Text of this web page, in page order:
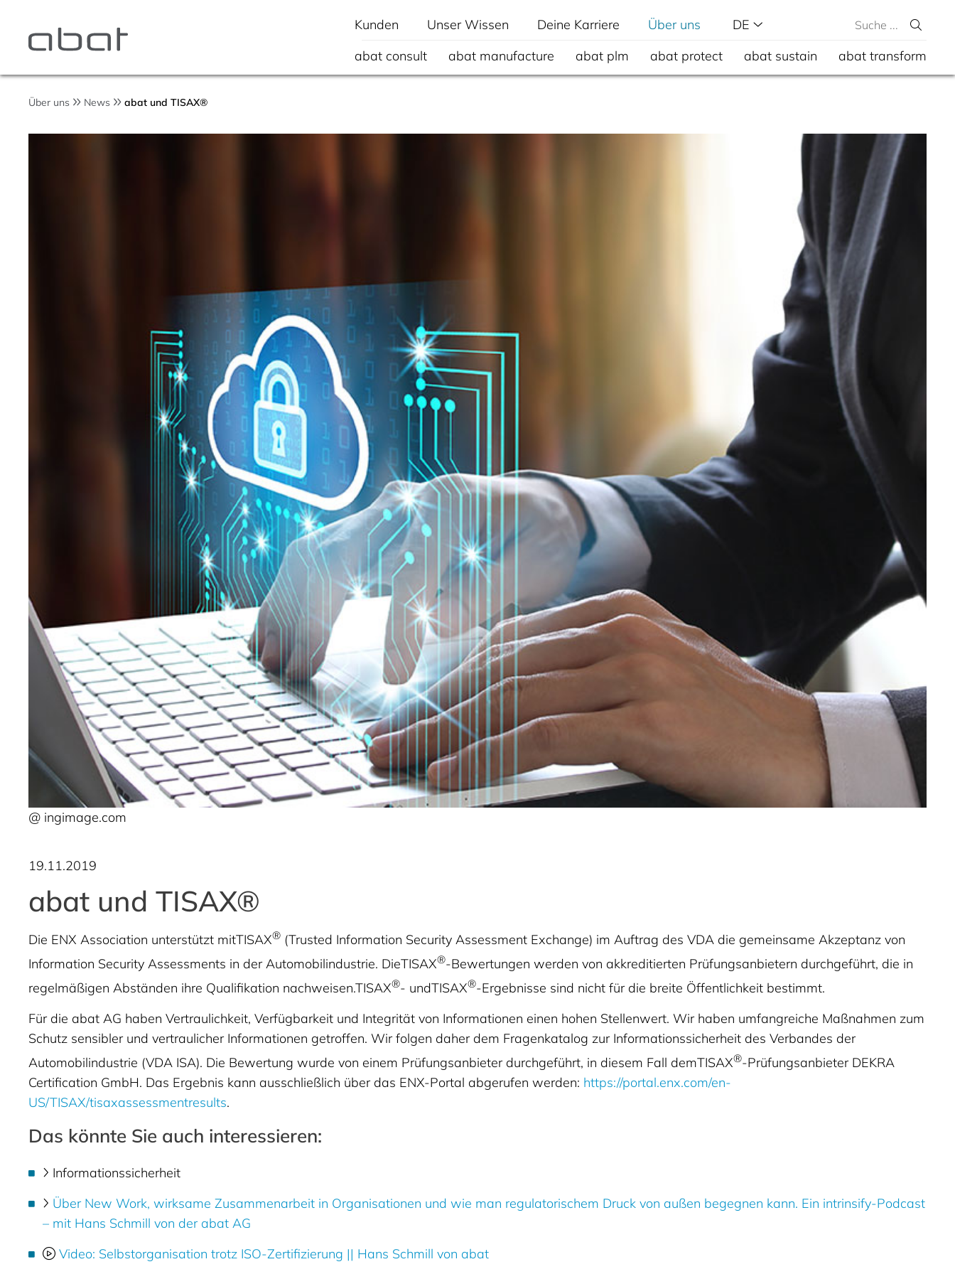
Kunden Unser Wissen Deine Karriere Über uns
DE
abat consult
abat manufacture abat plm abat protect abat sustain abat transform
Über uns News abat und TISAX®
@ ingimage.com
19.11.2019
abat und TISAX®
Die ENX Association unterstützt mitTISAX® (Trusted Information Security Assessment Exchange) im Auftrag des VDA die gemeinsame Akzeptanz von
Information Security Assessments in der Automobilindustrie. DieTISAX®-Bewertungen werden von akkreditierten Prüfungsanbietern durchgeführt, die in
regelmäßigen Abständen ihre Qualifikation nachweisen.TISAX®- undTISAX®-Ergebnisse sind nicht für die breite Öffentlichkeit bestimmt.
Für die abat AG haben Vertraulichkeit, Verfügbarkeit und Integrität von Informationen einen hohen Stellenwert. Wir haben umfangreiche Maßnahmen zum
Schutz sensibler und vertraulicher Informationen getroffen. Wir folgen daher dem Fragenkatalog zur Informationssicherheit des Verbandes der
Automobilindustrie (VDA ISA). Die Bewertung wurde von einem Prüfungsanbieter durchgeführt, in diesem Fall demTISAX®-Prüfungsanbieter DEKRA
Certification GmbH. Das Ergebnis kann ausschließlich über das ENX-Portal abgerufen werden: https://portal.enx.com/en-
US/TISAX/tisaxassessmentresults.
Das könnte Sie auch interessieren:
Informationssicherheit
Über New Work, wirksame Zusammenarbeit in Organisationen und wie man regulatorischem Druck von außen begegnen kann. Ein intrinsify-Podcast
– mit Hans Schmill von der abat AG
Video: Selbstorganisation trotz ISO-Zertifizierung || Hans Schmill von abat